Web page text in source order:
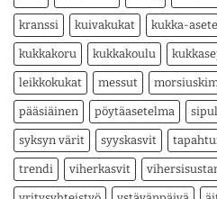
kranssi kuivakukat kukka-
kukkakoru kukkakoulu
leikkokukat messut
pääsiäinen pöytäasetelma
syksyn värit syyskasvit
trendi viherkasvit